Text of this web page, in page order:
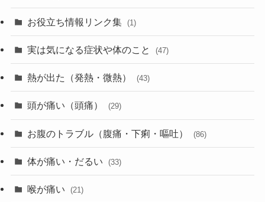
お役立ち情報リンク集 (1)
実は気になる症状や体のこと (47)
熱が出た（発熱・微熱） (43)
頭が痛い（頭痛） (29)
お腹のトラブル（腹痛・下痢・嘔吐） (86)
体が痛い・だるい (33)
喉が痛い (21)